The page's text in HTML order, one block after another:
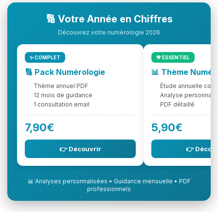
🔢 Votre Année en Chiffres
Découvrez votre numérologie 2026
✨ COMPLET
🔢 Pack Numérologie
Thème annuel PDF
12 mois de guidance
1 consultation email
7,90€
👉 Découvrir
💚 ESSENTIEL
📊 Thème
Étude annuelle
Analyse
PDF détaillé
5,90€
👉
📊 Analyses personnalisées • Guidance mensuelle • PDF
professionnels